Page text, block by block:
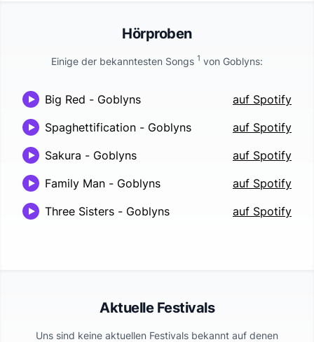
Hörproben
Einige der bekanntesten Songs 1 von Goblyns:
Big Red - Goblyns
auf Spotify
Spaghettification - Goblyns
auf Spotify
Sakura - Goblyns
auf Spotify
Family Man - Goblyns
auf Spotify
Three Sisters - Goblyns auf Spotify
Aktuelle Festivals
Uns sind keine aktuellen Festivals bekannt auf denen